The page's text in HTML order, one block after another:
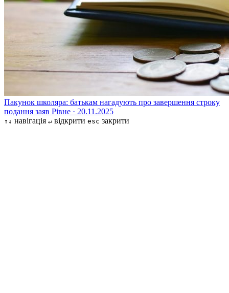
Пакунок школяра: батькам нагадують про завершення строку
подання заяв Рівне · 20.11.2025
↑↓ навігація ↵ відкрити esc закрити